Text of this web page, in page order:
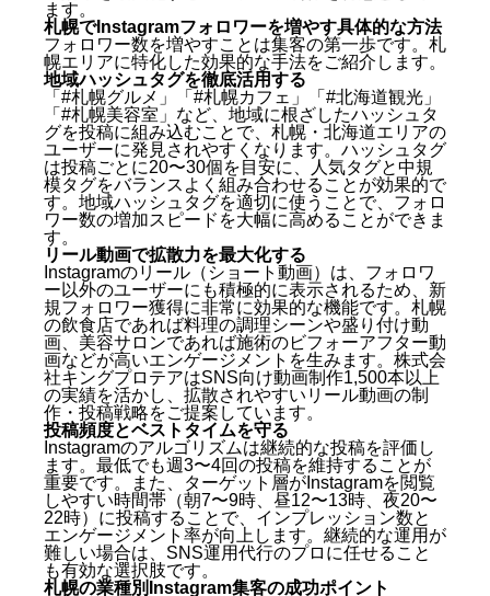
ます。
札幌でInstagramフォロワーを増やす具体的な方法
フォロワー数を増やすことは集客の第一歩です。札
幌エリアに特化した効果的な手法をご紹介します。
地域ハッシュタグを徹底活用する
「#札幌グルメ」「#札幌カフェ」「#北海道観光」
「#札幌美容室」など、地域に根ざしたハッシュタ
グを投稿に組み込むことで、札幌・北海道エリアの
ユーザーに発見されやすくなります。ハッシュタグ
は投稿ごとに20〜30個を目安に、人気タグと中規
模タグをバランスよく組み合わせることが効果的で
す。地域ハッシュタグを適切に使うことで、フォロ
ワー数の増加スピードを大幅に高めることができま
す。
リール動画で拡散力を最大化する
Instagramのリール（ショート動画）は、フォロワ
ー以外のユーザーにも積極的に表示されるため、新
規フォロワー獲得に非常に効果的な機能です。札幌
の飲食店であれば料理の調理シーンや盛り付け動
画、美容サロンであれば施術のビフォーアフター動
画などが高いエンゲージメントを生みます。株式会
社キングプロテアはSNS向け動画制作1,500本以上
の実績を活かし、拡散されやすいリール動画の制
作・投稿戦略をご提案しています。
投稿頻度とベストタイムを守る
Instagramのアルゴリズムは継続的な投稿を評価し
ます。最低でも週3〜4回の投稿を維持することが
重要です。また、ターゲット層がInstagramを閲覧
しやすい時間帯（朝7〜9時、昼12〜13時、夜20〜
22時）に投稿することで、インプレッション数と
エンゲージメント率が向上します。継続的な運用が
難しい場合は、SNS運用代行のプロに任せること
も有効な選択肢です。
札幌の業種別Instagram集客の成功ポイント